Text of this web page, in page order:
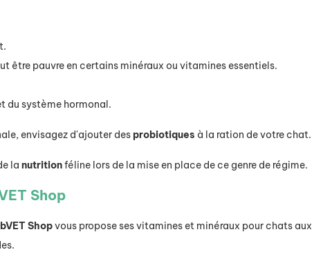
être pauvre en certains minéraux ou vitamines essentiels.
du système hormonal.
envisagez d'ajouter des probiotiques à la ration de votre chat.
la nutritionféline lors de la mise en place de ce genre de régime.
Shop
Shopvous propose ses vitamines et minéraux pour chats aux